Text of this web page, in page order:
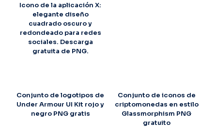
Icono de la aplicación X:
elegante diseño
cuadrado oscuro y
redondeado para redes
sociales. Descarga
gratuita de PNG.
Conjunto de logotipos de
Under Armour UI Kit rojo y
negro PNG gratis
Conjunto de iconos de
criptomonedas en estilo
Glassmorphism PNG
gratuito